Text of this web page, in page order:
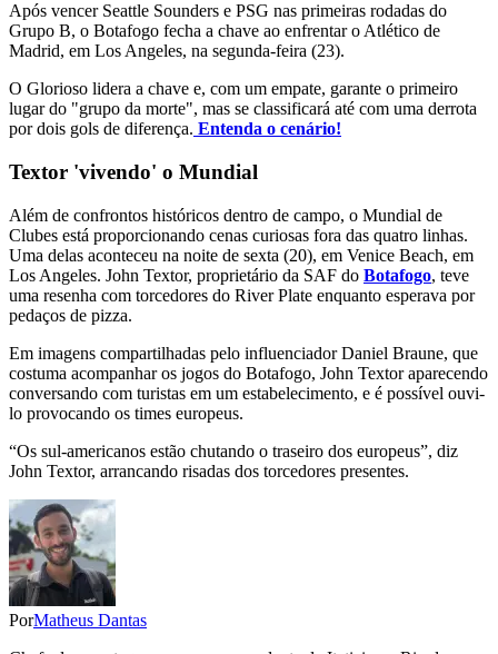
Após vencer Seattle Sounders e PSG nas primeiras rodadas do
Grupo B, o Botafogo fecha a chave ao enfrentar o Atlético de
Madrid, em Los Angeles, na segunda-feira (23).
O Glorioso lidera a chave e, com um empate, garante o primeiro
lugar do "grupo da morte", mas se classificará até com uma derrota
por dois gols de diferença. Entenda o cenário!
Textor 'vivendo' o Mundial
Além de confrontos históricos dentro de campo, o Mundial de
Clubes está proporcionando cenas curiosas fora das quatro linhas.
Uma delas aconteceu na noite de sexta (20), em Venice Beach, em
Los Angeles. John Textor, proprietário da SAF do Botafogo, teve
uma resenha com torcedores do River Plate enquanto esperava por
pedaços de pizza.
Em imagens compartilhadas pelo influenciador Daniel Braune, que
costuma acompanhar os jogos do Botafogo, John Textor aparecendo
conversando com turistas em um estabelecimento, e é possível ouvi-
lo provocando os times europeus.
“Os sul-americanos estão chutando o traseiro dos europeus”, diz
John Textor, arrancando risadas dos torcedores presentes.
PorMatheus Dantas